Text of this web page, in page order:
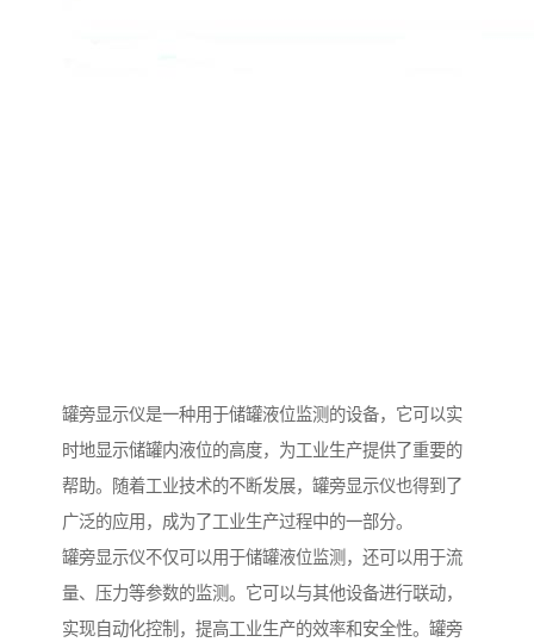
罐旁显示仪是一种用于储罐液位监测的设备，它可以实
时地显示储罐内液位的高度，为工业生产提供了重要的
帮助。随着工业技术的不断发展，罐旁显示仪也得到了
广泛的应用，成为了工业生产过程中的一部分。
罐旁显示仪不仅可以用于储罐液位监测，还可以用于流
量、压力等参数的监测。它可以与其他设备进行联动，
实现自动化控制，提高工业生产的效率和安全性。罐旁